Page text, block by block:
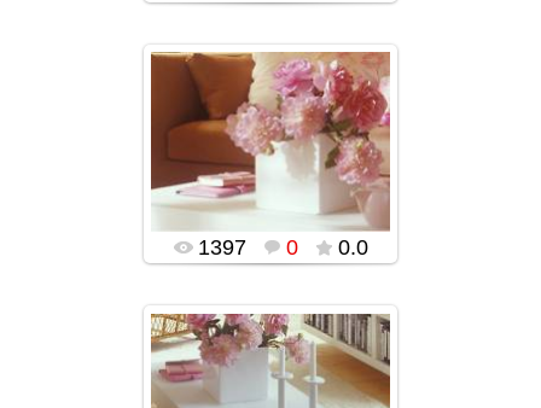
05.01.2016
popularsge
1397 0 0.0
05.01.2016